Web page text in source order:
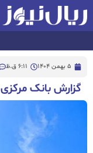
5 بهمن 1404 6:11 ق.ظ
گزارش بانک مرکزی